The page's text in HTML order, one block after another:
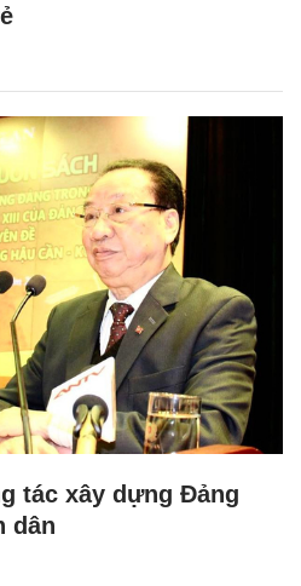
tác xây dựng Đảng
dân